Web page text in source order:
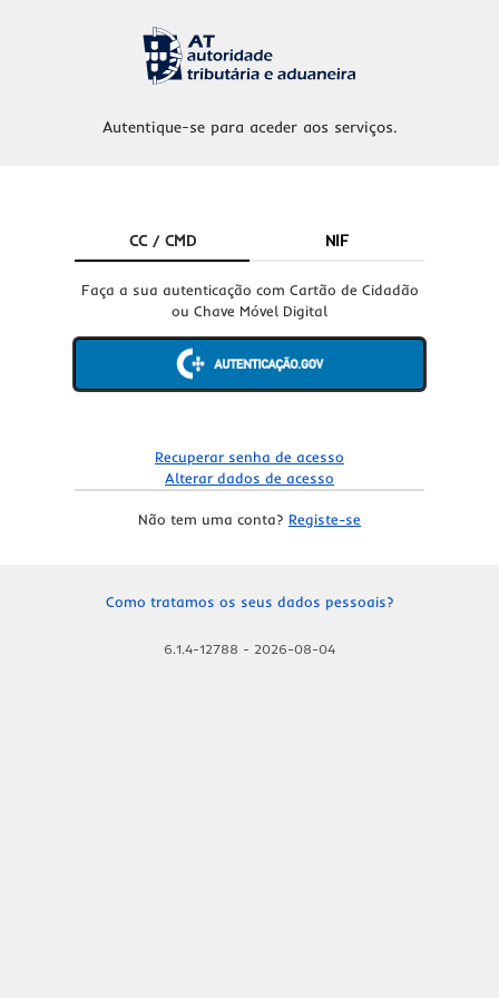
Autentique-se para aceder aos serviços.
CC / CMD NIF
Faça a sua autenticação com Cartão de Cidadão
ou Chave Móvel Digital
Recuperar senha de acesso
Alterar dados de acesso
Não tem uma conta? Registe-se
Como tratamos os seus dados pessoais?
6.1.4-12788 - 2026-08-04